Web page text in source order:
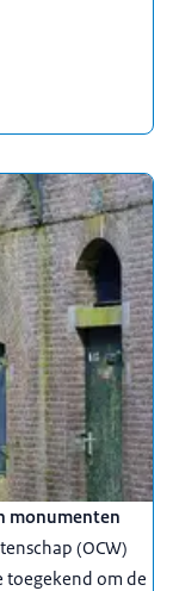
monumenten
(OCW)
toegekend om de